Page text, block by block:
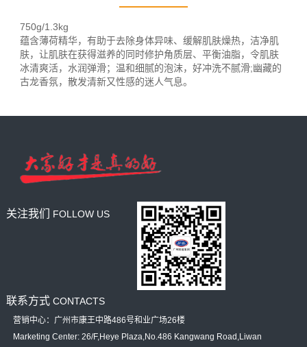
leading racking
and provider
750g/1.3kg
蕴含薄荷精华，有助于去除身体异味、缓解肌肤燥热，洁净肌
肤，让肌肤在获得滋养的同时修护角质层、平衡油脂，令肌肤
冰清爽活，水润弹滑；温和细腻的泡沫，好冲洗不腻滑;幽藏的
古龙香氛，散发清新又性感的迷人气息。
关注我们 FOLLOW US
联系方式 CONTACTS
营销中心：广州市康王中路486号和业广场26楼
Marketing Center: 26/F,Heye Plaza,No.486 Kangwang Road,Liwan